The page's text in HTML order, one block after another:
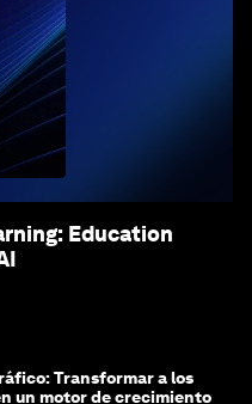
Education
Transformar a los
un motor de crecimiento